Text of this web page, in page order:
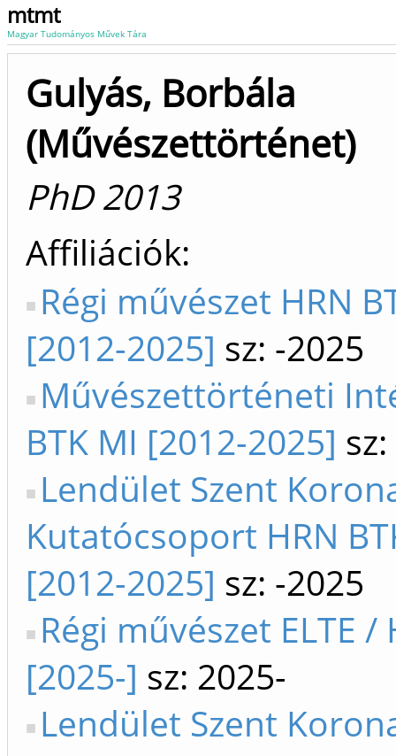
mtmt
Magyar Tudományos Művek Tára
Gulyás, Borbála
(Művészettörténet)
PhD 2013
Affiliációk
Régi művészet HRN
[2012-2025] sz: -2025
Művészettörténeti
BTK MI [2012-2025]
Lendület Szent
Kutatócsoport HRN
[2012-2025] sz: -2025
Régi művészet ELTE /
[2025-] sz: 2025-
Lendület Szent